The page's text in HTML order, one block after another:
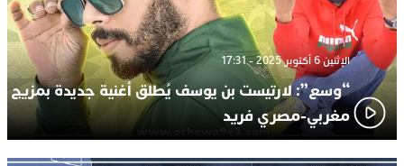
الإثنين 6 أكتوبر 2025 - 17:31
“وسع”: لارتيست بن يوسف يُطلق أغنية جديدة بمزيج
مغربي-مصري فريد